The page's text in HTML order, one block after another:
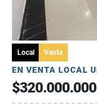
Local Venta
$320.000.000